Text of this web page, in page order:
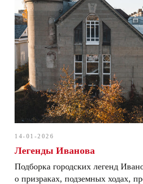
14-01-2026
Легенды Иванова
Подборка городских легенд
о призраках, подземных ходах,